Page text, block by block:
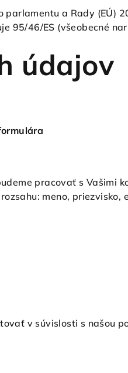
parlamentu a Rady
95/46/ES (všeobecné
údajov
pracovať s Vašimi
meno,
v súvislosti s našou